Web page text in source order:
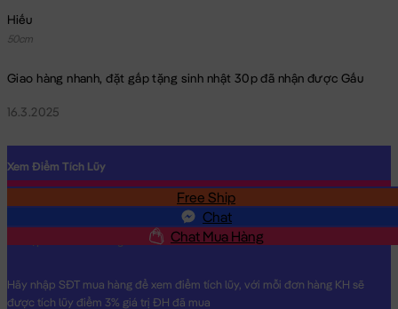
Hiếu
50cm
Giao hàng nhanh, đặt gấp tặng sinh nhật 30p đã nhận được Gấu
16.3.2025
Free Ship
Chat
Chat Mua Hàng
Xem Điểm Tích Lũy
Hãy nhập SĐT mua hàng để xem điểm tích lũy, với mỗi đơn hàng KH sẽ
được tích lũy điểm 3% giá trị ĐH đã mua